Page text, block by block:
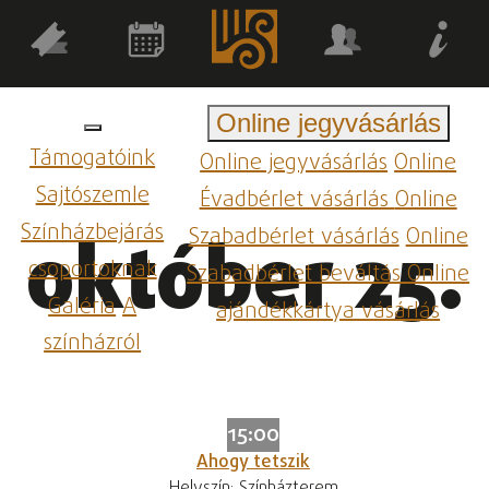
Támogatóink
Sajtószemle
Színházbejárás
csoportoknak
GalériaA
színházról
Online jegyvásárlás
Online jegyvásárlásOnline
Évadbérlet vásárlásOnline
Szabadbérlet vásárlásOnline
Szabadbérlet beváltásOnline
ajándékkártya vásárlás
október 25.
15:00
Ahogy tetszik